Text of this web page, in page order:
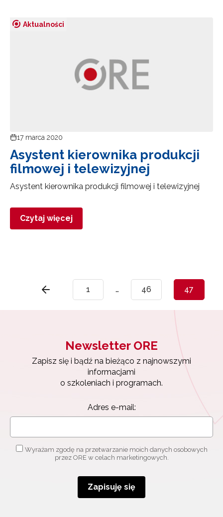
Aktualności
17 marca 2020
Asystent kierownika produkcji
filmowej i telewizyjnej
Asystent kierownika produkcji filmowej i telewizyjnej
Czytaj więcej
1 … 46 47
Newsletter ORE
Zapisz się i bądź na bieżąco z najnowszymi
informacjami
o szkoleniach i programach.
Adres e-mail:
Wyrażam zgodę na przetwarzanie moich danych osobowych
przez ORE w celach marketingowych.
Zapisuję się
Newsletter ORE
Zapisz się i bądź na bieżąco z najnowszymi
Wyrażam zgodę na przetwarzanie moich danych
osobowych przez ORE w celach marketingowych.
Zapisuję się